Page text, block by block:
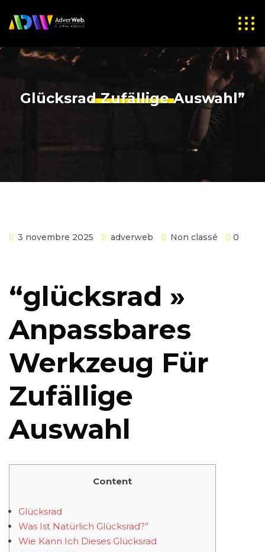
Glücksrad Zufällige Auswahl”
3 novembre 2025 adverweb Non classé 0
“glücksrad »
Anpassbares
Werkzeug Für
Zufällige
Auswahl
Content
Glücksrad
Was Ist Natürlich Glücksrad?”
Wie Kann Ich Dieses Glücksrad